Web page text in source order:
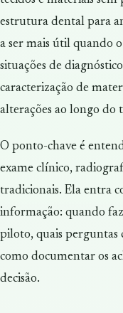
estrutura dental para
a ser mais útil quando
situações de
caracterização de
alterações ao longo do
O ponto-chave é
exame clínico,
tradicionais. Ela entra
informação: quando
piloto, quais perguntas
como documentar os
decisão.